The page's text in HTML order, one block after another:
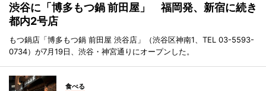
渋谷に「博多もつ鍋 前田屋」 福岡発、新宿に続き
都内2号店
もつ鍋店「博多もつ鍋 前田屋 渋谷店」（渋谷区神南1、TEL 03-5593-
0734）が7月19日、渋谷・神宮通りにオープンした。
食べる